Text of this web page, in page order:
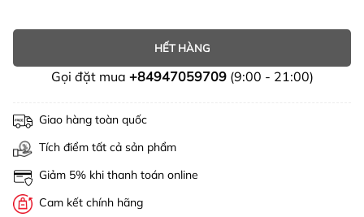
HẾT HÀNG
Gọi đặt mua +84947059709(9:00 - 21:00)
Giao hàng toàn quốc
Tích điểm tất cả sản phẩm
Giảm 5% khi thanh toán online
Cam kết chính hãng